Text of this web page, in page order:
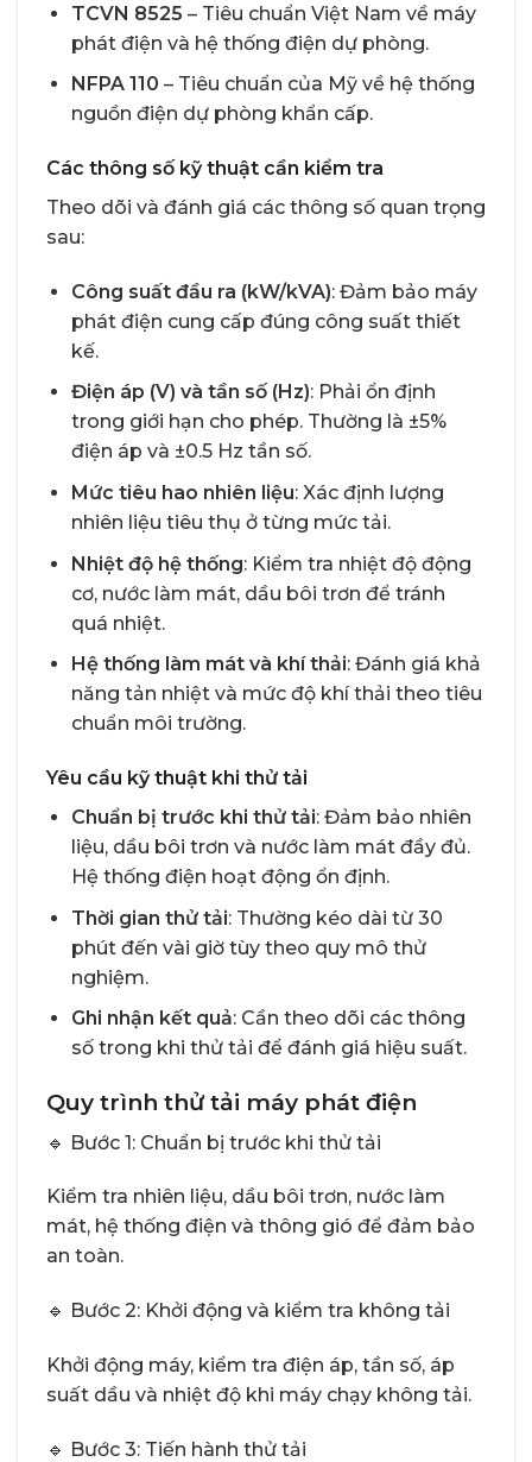
TCVN 8525 – Tiêu chuẩn Việt Nam về máy
phát điện và hệ thống điện dự phòng.
NFPA 110 – Tiêu chuẩn của Mỹ về hệ thống
nguồn điện dự phòng khẩn cấp.
Các thông số kỹ thuật cần kiểm tra
Theo dõi và đánh giá các thông số quan trọng
sau:
Công suất đầu ra (kW/kVA): Đảm bảo máy
phát điện cung cấp đúng công suất thiết
kế.
Điện áp (V) và tần số (Hz): Phải ổn định
trong giới hạn cho phép. Thường là ±5%
điện áp và ±0.5 Hz tần số.
Mức tiêu hao nhiên liệu: Xác định lượng
nhiên liệu tiêu thụ ở từng mức tải.
Nhiệt độ hệ thống: Kiểm tra nhiệt độ động
cơ, nước làm mát, dầu bôi trơn để tránh
quá nhiệt.
Hệ thống làm mát và khí thải: Đánh giá khả
năng tản nhiệt và mức độ khí thải theo tiêu
chuẩn môi trường.
Yêu cầu kỹ thuật khi thử tải
Chuẩn bị trước khi thử tải: Đảm bảo nhiên
liệu, dầu bôi trơn và nước làm mát đầy đủ.
Hệ thống điện hoạt động ổn định.
Thời gian thử tải: Thường kéo dài từ 30
phút đến vài giờ tùy theo quy mô thử
nghiệm.
Ghi nhận kết quả: Cần theo dõi các thông
số trong khi thử tải để đánh giá hiệu suất.
Quy trình thử tải máy phát điện
🔹 Bước 1: Chuẩn bị trước khi thử tải
Kiểm tra nhiên liệu, dầu bôi trơn, nước làm
mát, hệ thống điện và thông gió để đảm bảo
an toàn.
🔹 Bước 2: Khởi động và kiểm tra không tải
Khởi động máy, kiểm tra điện áp, tần số, áp
suất dầu và nhiệt độ khi máy chạy không tải.
🔹 Bước 3: Tiến hành thử tải